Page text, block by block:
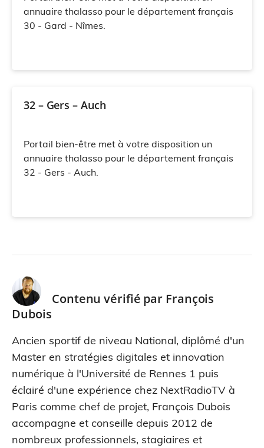
annuaire thalasso pour le département français
30 - Gard - Nîmes.
32 – Gers – Auch
Portail bien-être met à votre disposition un
annuaire thalasso pour le département français
32 - Gers - Auch.
Contenu vérifié par François
Dubois
Ancien sportif de niveau National, diplômé d'un
Master en stratégies digitales et innovation
numérique à l'Université de Rennes 1 puis
éclairé d'une expérience chez NextRadioTV à
Paris comme chef de projet, François Dubois
accompagne et conseille depuis 2012 de
nombreux professionnels, stagiaires et